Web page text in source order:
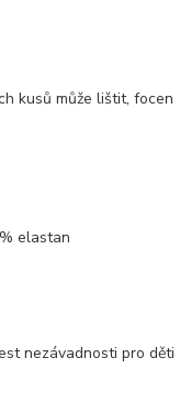
kusů může lištit, focen
elastan
nezávadnosti pro děti